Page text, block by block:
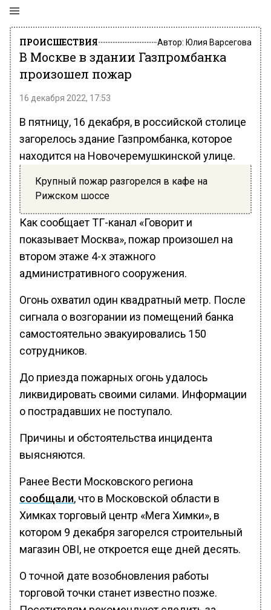
ПРОИСШЕСТВИЯ Автор: Юлия Варсегова
В Москве в здании Газпромбанка
произошел пожар
16 декабря 2022, 17:53
В пятницу, 16 декабря, в российской столице
загорелось здание Газпромбанка, которое
находится на Новочеремушкинской улице.
Крупный пожар разгорелся в кафе на
Рижском шоссе
Как сообщает ТГ-канал «Говорит и
показывает Москва», пожар произошел на
втором этаже 4-х этажного
административного сооружения.
Огонь охватил один квадратный метр. После
сигнала о возгорании из помещений банка
самостоятельно эвакуировались 150
сотрудников.
До приезда пожарных огонь удалось
ликвидировать своими силами. Информации
о пострадавших не поступало.
Причины и обстоятельства инцидента
выясняются.
Ранее Вести Московского региона
сообщали, что в Московской области в
Химках торговый центр «Мега Химки», в
котором 9 декабря загорелся строительный
магазин OBI, не откроется еще дней десять.
О точной дате возобновления работы
торговой точки станет известно позже.